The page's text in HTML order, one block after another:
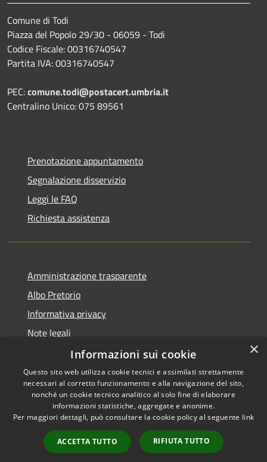
Comune di Todi
Piazza del Popolo 29/30 - 06059 - Todi
Codice Fiscale: 00316740547
Partita IVA: 00316740547
PEC:comune.todi@postacert.umbria.it
Centralino Unico: 075 89561
Prenotazione appuntamento
Segnalazione disservizio
Leggi le FAQ
Richiesta assistenza
Amministrazione trasparente
Albo Pretorio
Informativa privacy
Note legali
Dichiarazione di accessibilità
RSS
Accessibilità
Copyright © 2026 • Comune di
Todi • Powered by
Municipium•
Accesso
redazione
×
Informazioni sui cookie
Questo sito web utilizza cookie tecnici e assimilati strettamente
necessari al corretto funzionamento e alla navigazione del sito,
nonché un cookie tecnico analitico al solo fine di elaborare
informazioni statistiche, aggregate e anonime.
Per maggiori dettagli, può consultare la cookie policy al seguente link
ACCETTA TUTTO RIFIUTA TUTTO